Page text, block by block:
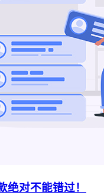
绝对不能错过！